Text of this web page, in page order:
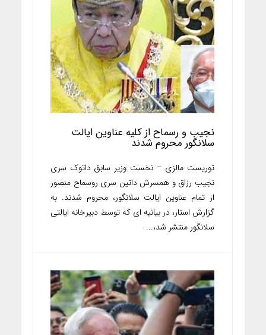
نجیب و رسماح از کلیه عناوین ایالت
سلانگور محروم شدند
توریست مالزی – نخست وزیر سابق داتوک سری
نجیب رزاق و همسرش داتین سری روسماح منصور
از تمام عناوین ایالت سلانگور، محروم شدند. به
گزارش استار، در بیانیه ای که توسط دبیرخانه ایالتی
سلانگور منتشر شد،...